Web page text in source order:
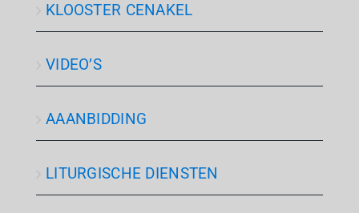
KLOOSTER CENAKEL
VIDEO’S
AAANBIDDING
LITURGISCHE DIENSTEN